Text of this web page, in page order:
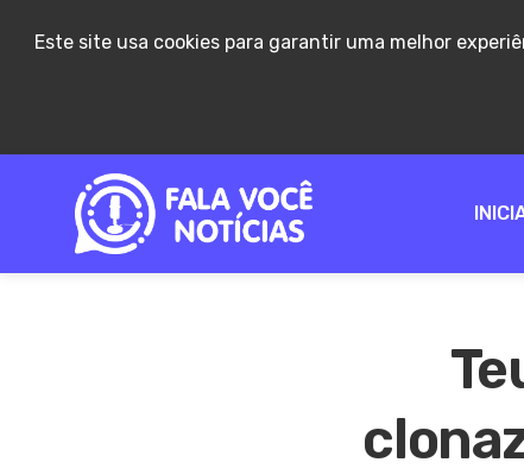
Este site usa cookies para garantir uma melhor